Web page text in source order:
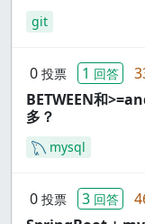
git
0 投票 1 回答
BETWEEN和
多？
mysql
0 投票 3 回答